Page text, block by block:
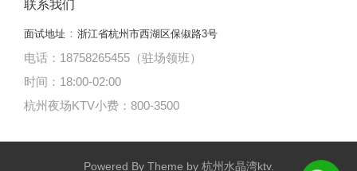
去过的都说好，所以我今天又预定了杭州翻台高的ktv招聘
联系我们
面试地址 ： 浙江省杭州市西湖区保俶路3号
电话：18758265455（驻场领班）
时间：18:00-02:00
杭州夜场KTV小费：800-3500
Powered By Theme by 杭州水晶湾ktv.